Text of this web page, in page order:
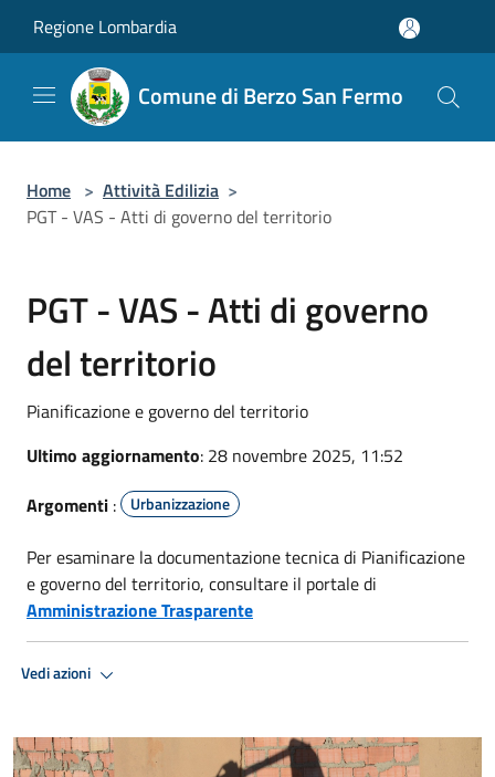
Regione Lombardia
Comune di Berzo San Fermo
Home > Attività Edilizia >
PGT - VAS - Atti di governo del territorio
PGT - VAS - Atti di governo
del territorio
Pianificazione e governo del territorio
Ultimo aggiornamento: 28 novembre 2025, 11:52
Argomenti : Urbanizzazione
Per esaminare la documentazione tecnica di Pianificazione
e governo del territorio, consultare il portale di
Amministrazione Trasparente
Vedi azioni